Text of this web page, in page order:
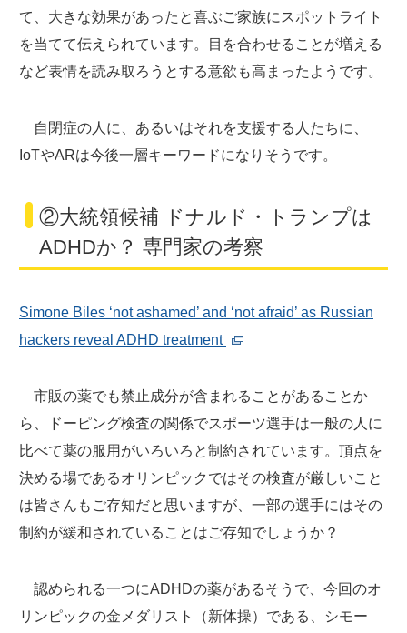
て、大きな効果があったと喜ぶご家族にスポットライト
を当てて伝えられています。目を合わせることが増える
など表情を読み取ろうとする意欲も高まったようです。
自閉症の人に、あるいはそれを支援する人たちに、
IoTやARは今後一層キーワードになりそうです。
②大統領候補 ドナルド・トランプは
ADHDか？ 専門家の考察
Simone Biles ‘not ashamed’ and ‘not afraid’ as Russian
hackers reveal ADHD treatment
市販の薬でも禁止成分が含まれることがあることか
ら、ドーピング検査の関係でスポーツ選手は一般の人に
比べて薬の服用がいろいろと制約されています。頂点を
決める場であるオリンピックではその検査が厳しいこと
は皆さんもご存知だと思いますが、一部の選手にはその
制約が緩和されていることはご存知でしょうか？
認められる一つにADHDの薬があるそうで、今回のオ
リンピックの金メダリスト（新体操）である、シモー